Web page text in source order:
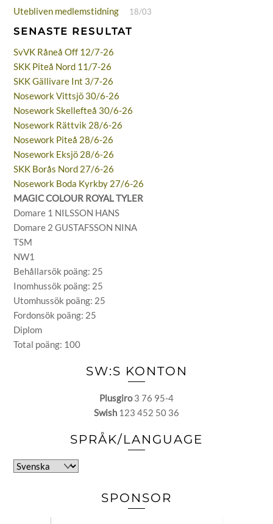
Utebliven medlemstidning 18/03
SENASTE RESULTAT
SvVK Råneå Off 12/7-26
SKK Piteå Nord 11/7-26
SKK Gällivare Int 3/7-26
Nosework Vittsjö 30/6-26
Nosework Skellefteå 30/6-26
Nosework Rättvik 28/6-26
Nosework Piteå 28/6-26
Nosework Eksjö 28/6-26
SKK Borås Nord 27/6-26
Nosework Boda Kyrkby 27/6-26
MAGIC COLOUR ROYAL TYLER
Domare 1 NILSSON HANS
Domare 2 GUSTAFSSON NINA
TSM
NW1
Behållarsök poäng: 25
Inomhussök poäng: 25
Utomhussök poäng: 25
Fordonsök poäng: 25
Diplom
Total poäng: 100
SW:S KONTON
Plusgiro3 76 95-4
Swish 123 452 50 36
SPRÅK/LANGUAGE
Välj
SPONSOR